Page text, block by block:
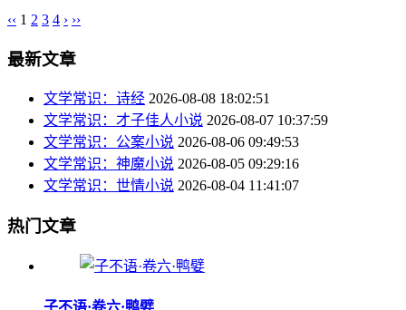
‹‹ 1 2 3 4 › ››
最新文章
文学常识：诗经 2026-08-08 18:02:51
文学常识：才子佳人小说 2026-08-07 10:37:59
文学常识：公案小说 2026-08-06 09:49:53
文学常识：神魔小说 2026-08-05 09:29:16
文学常识：世情小说 2026-08-04 11:41:07
热门文章
子不语·卷六·鸭嬖